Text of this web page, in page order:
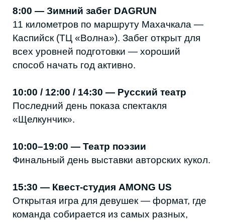
Миркато (Хасавюрт)
Музыкантша Наоми возвращается в родной
дом и сталкивается с наследием древнего
зла, которое угрожает её семье.
Миркато / Hayal Cinema (Дербент)
«Горничная»
Макфадден. Милли устраивается
горничной в дом богатой семьи, где за
внешним благополучием скрываются
опасные тайны — в том числе её